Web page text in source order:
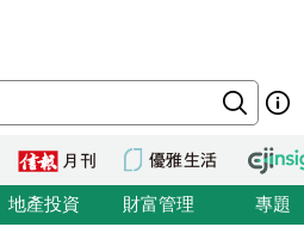
地產投資 財富管理 專題